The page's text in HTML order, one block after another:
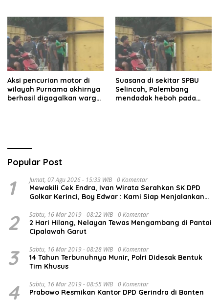
Aksi pencurian motor di
wilayah Purnama akhirnya
berhasil digagalkan warga.
Suasana di sekitar SPBU
Selincah, Palembang
mendadak heboh pada
Popular Post
1 Jumat, 07 Agu 2026 - 15:33 WIB 0 Komentar
Mewakili Cek Endra, Ivan Wirata Serahkan SK DPD
Golkar Kerinci, Boy Edwar : Kami Siap Menjalankan
2 Sabtu, 16 Mar 2019 - 08:22 WIB 0 Komentar
2 Hari Hilang, Nelayan Tewas Mengambang di Pantai
Cipalawah Garut
3 Sabtu, 16 Mar 2019 - 08:28 WIB 0 Komentar
14 Tahun Terbunuhnya Munir, Polri Didesak Bentuk
Tim Khusus
4 Sabtu, 16 Mar 2019 - 08:55 WIB 0 Komentar
Prabowo Resmikan Kantor DPD Gerindra di Banten